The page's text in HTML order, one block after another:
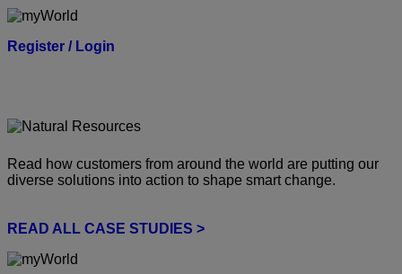
Register / Login
Read how customers from around the world are putting our
diverse solutions into action to shape smart change.
READ ALL CASE STUDIES >